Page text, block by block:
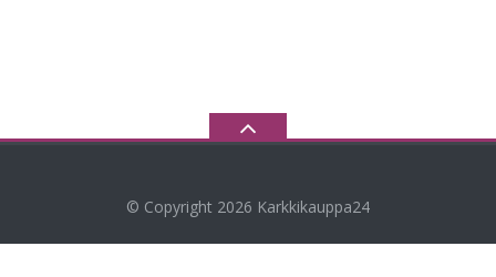
© Copyright 2026 Karkkikauppa24